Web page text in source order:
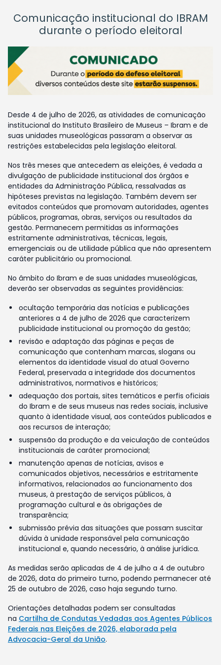
Comunicação institucional do IBRAM
durante o período eleitoral
Desde 4 de julho de 2026, as atividades de comunicação
institucional do Instituto Brasileiro de Museus – Ibram e de
suas unidades museológicas passaram a observar as
restrições estabelecidas pela legislação eleitoral.
Nos três meses que antecedem as eleições, é vedada a
divulgação de publicidade institucional dos órgãos e
entidades da Administração Pública, ressalvadas as
hipóteses previstas na legislação. Também devem ser
evitados conteúdos que promovam autoridades, agentes
públicos, programas, obras, serviços ou resultados da
gestão. Permanecem permitidas as informações
estritamente administrativas, técnicas, legais,
emergenciais ou de utilidade pública que não apresentem
caráter publicitário ou promocional.
No âmbito do Ibram e de suas unidades museológicas,
deverão ser observadas as seguintes providências:
ocultação temporária das notícias e publicações
anteriores a 4 de julho de 2026 que caracterizem
publicidade institucional ou promoção da gestão;
revisão e adaptação das páginas e peças de
comunicação que contenham marcas, slogans ou
elementos da identidade visual do atual Governo
Federal, preservada a integridade dos documentos
administrativos, normativos e históricos;
adequação dos portais, sites temáticos e perfis oficiais
do Ibram e de seus museus nas redes sociais, inclusive
quanto à identidade visual, aos conteúdos publicados e
aos recursos de interação;
suspensão da produção e da veiculação de conteúdos
institucionais de caráter promocional;
manutenção apenas de notícias, avisos e
comunicados objetivos, necessários e estritamente
informativos, relacionados ao funcionamento dos
museus, à prestação de serviços públicos, à
programação cultural e às obrigações de
transparência;
submissão prévia das situações que possam suscitar
dúvida à unidade responsável pela comunicação
institucional e, quando necessário, à análise jurídica.
As medidas serão aplicadas de 4 de julho a 4 de outubro
de 2026, data do primeiro turno, podendo permanecer até
25 de outubro de 2026, caso haja segundo turno.
Orientações detalhadas podem ser consultadas
na Cartilha de Condutas Vedadas aos Agentes Públicos
Federais nas Eleições de 2026, elaborada pela
Advocacia-Geral da União.